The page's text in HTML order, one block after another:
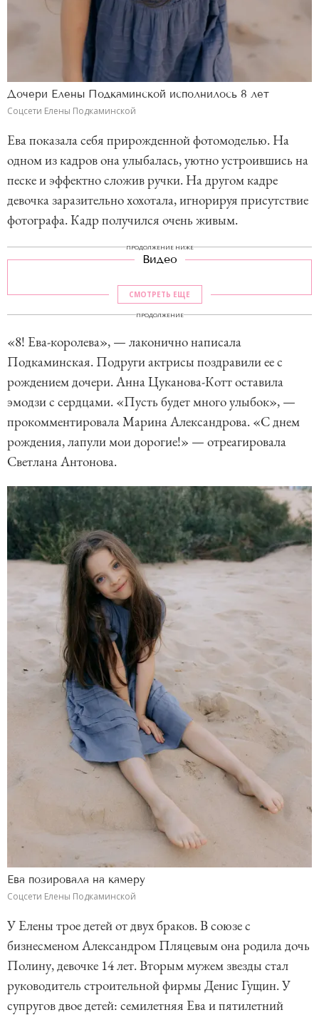
Дочери Елены Подкаминской исполнилось 8 лет
Соцсети Елены Подкаминской
Ева показала себя прирожденной фотомоделью. На
одном из кадров она улыбалась, уютно устроившись на
песке и эффектно сложив ручки. На другом кадре
девочка заразительно хохотала, игнорируя присутствие
фотографа. Кадр получился очень живым.
ПРОДОЛЖЕНИЕ НИЖЕ
Видео
СМОТРЕТЬ ЕЩЕ
ПРОДОЛЖЕНИЕ
«8! Ева-королева», — лаконично написала
Подкаминская. Подруги актрисы поздравили ее с
рождением дочери. Анна Цуканова-Котт оставила
эмодзи с сердцами. «Пусть будет много улыбок», —
прокомментировала Марина Александрова. «С днем
рождения, лапули мои дорогие!» — отреагировала
Светлана Антонова.
Ева позировала на камеру
Соцсети Елены Подкаминской
У Елены трое детей от двух браков. В союзе с
бизнесменом Александром Пляцевым она родила дочь
Полину, девочке 14 лет. Вторым мужем звезды стал
руководитель строительной фирмы Денис Гущин. У
супругов двое детей: семилетняя Ева и пятилетний